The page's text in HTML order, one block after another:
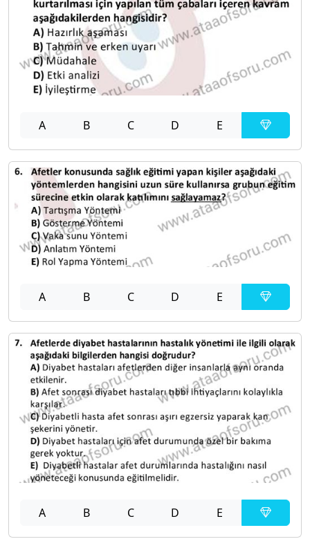
A B C D E
A B C D E
A B C D E